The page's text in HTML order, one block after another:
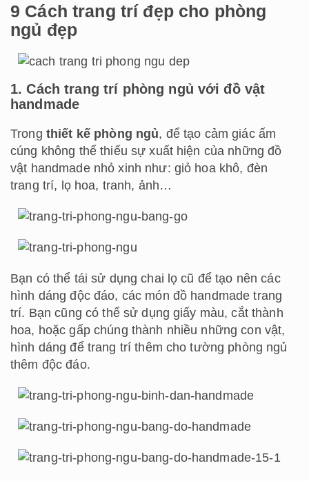
9 Cách trang trí đẹp cho phòng
ngủ đẹp
1. Cách trang trí phòng ngủ với đồ vật
handmade
Trong thiết kế phòng ngủ, để tạo cảm giác ấm
cúng không thể thiếu sự xuất hiện của những đồ
vật handmade nhỏ xinh như: giỏ hoa khô, đèn
trang trí, lọ hoa, tranh, ảnh…
Bạn có thể tái sử dụng chai lọ cũ để tạo nên các
hình dáng độc đáo, các món đồ handmade trang
trí. Bạn cũng có thể sử dụng giấy màu, cắt thành
hoa, hoặc gấp chúng thành nhiều những con vật,
hình dáng để trang trí thêm cho tường phòng ngủ
thêm độc đáo.